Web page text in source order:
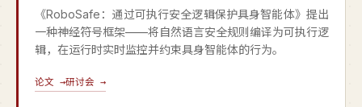
《RoboSafe：通过可执行安全逻辑保护具身智能体》提出
一种神经符号框架——将自然语言安全规则编译为可执行逻
辑，在运行时实时监控并约束具身智能体的行为。
论文 →研讨会 →